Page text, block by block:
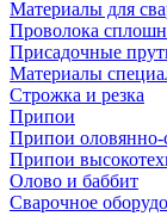
Материалы для
Проволока
Присадочные
Материалы
Строжка и резка
Припои
Припои
Припои
Олово и баббит
Сварочное